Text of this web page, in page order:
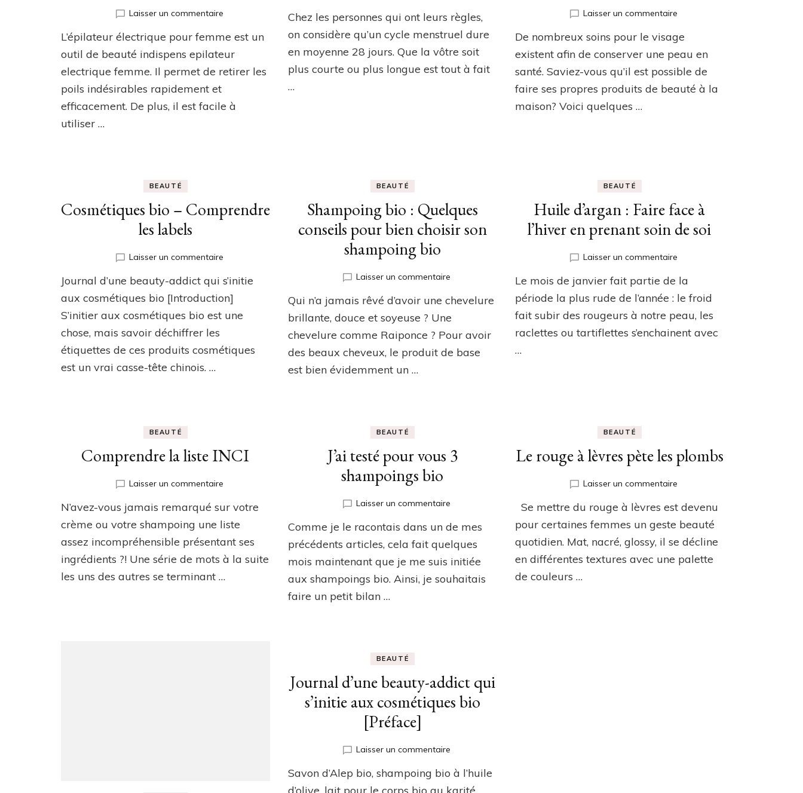
Laisser un commentaire
électrique
pour
:
outil
de
L’épilateur électrique pour femme est un
outil de beauté indispens epilateur
electrique femme. Il permet de retirer les
poils indésirables rapidement et
efficacement. De plus, il est facile à
utiliser …
choisir
une
menstruelle
?
Chez les personnes qui ont leurs règles,
on considère qu’un cycle menstruel dure
en moyenne 28 jours. Que la vôtre soit
plus courte ou plus longue est tout à fait
…
Laisser un commentaire
argile
:
masques
pour
De nombreux soins pour le visage
existent afin de conserver une peau en
santé. Saviez-vous qu’il est possible de
faire ses propres produits de beauté à la
maison? Voici quelques …
BEAUTÉ
Cosmétiques bio – Comprendre
les labels
Laisser un commentaire
bio
–
Comprendre
les
Journal d’une beauty-addict qui s’initie
aux cosmétiques bio [Introduction]
S’initier aux cosmétiques bio est une
chose, mais savoir déchiffrer les
étiquettes de ces produits cosmétiques
est un vrai casse-tête chinois. …
BEAUTÉ
Shampoing bio : Quelques
conseils pour bien choisir son
shampoing bio
Laisser un commentaire
bio
:
conseils
pour
Qui n’a jamais rêvé d’avoir une chevelure
brillante, douce et soyeuse ? Une
chevelure comme Raiponce ? Pour avoir
des beaux cheveux, le produit de base
est bien évidemment un …
BEAUTÉ
Huile d’argan : Faire face à
l’hiver en prenant soin de soi
Laisser un commentaire
d’argan
:
face
à
Le mois de janvier fait partie de la
période la plus rude de l’année : le froid
fait subir des rougeurs à notre peau, les
raclettes ou tartiflettes s’enchainent avec
…
BEAUTÉ
Comprendre la liste INCI
Laisser un commentaire
la
liste
N’avez-vous jamais remarqué sur votre
crème ou votre shampoing une liste
assez incompréhensible présentant ses
ingrédients ?! Une série de mots à la suite
les uns des autres se terminant …
BEAUTÉ
J’ai testé pour vous 3
shampoings bio
Laisser un commentaire
testé
pour
vous
3
shampoings
Comme je le racontais dans un de mes
précédents articles, cela fait quelques
mois maintenant que je me suis initiée
aux shampoings bio. Ainsi, je souhaitais
faire un petit bilan …
BEAUTÉ
Le rouge à lèvres pète les plombs
Laisser un commentaire
rouge
à
pète
les
Se mettre du rouge à lèvres est devenu
pour certaines femmes un geste beauté
quotidien. Mat, nacré, glossy, il se décline
en différentes textures avec une palette
de couleurs …
BEAUTÉ
Journal d’une beauty-addict qui
s’initie aux cosmétiques bio
[Préface]
Laisser un commentaire
d’une
beauty-
Savon d’Alep bio, shampoing bio à l’huile